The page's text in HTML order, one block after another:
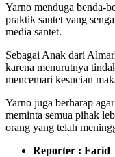
Yarno menduga benda-
praktik santet yang
media santet.
Sebagai Anak dari
karena menurutnya
mencemari kesucian
Yarno juga berharap
meminta semua pihak
orang yang telah
Reporter : Farid